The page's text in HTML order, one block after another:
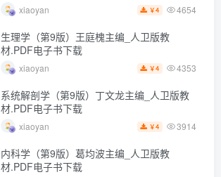
xiaoyan ￥4 4654
生理学（第9版）王庭槐主编_人卫版教
材.PDF电子书下载
xiaoyan ￥4 4353
系统解剖学（第9版）丁文龙主编_人卫版教
材.PDF电子书下载
xiaoyan ￥4 3914
内科学（第9版）葛均波主编_人卫版教
材.PDF电子书下载